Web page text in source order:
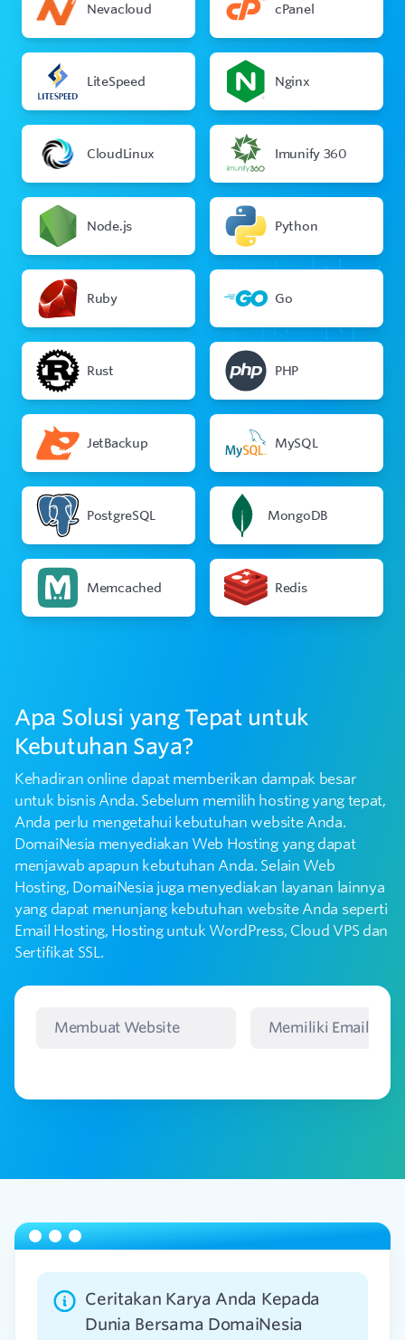
Nevacloud cPanel
LiteSpeed Nginx
CloudLinux Imunify 360
Node.js Python
Ruby Go
Rust PHP
JetBackup MySQL
PostgreSQL MongoDB
Memcached Redis
Apa Solusi yang Tepat untuk
Kebutuhan Saya?
Kehadiran online dapat memberikan dampak besar
untuk bisnis Anda. Sebelum memilih hosting yang tepat,
Anda perlu mengetahui kebutuhan website Anda.
DomaiNesia menyediakan Web Hosting yang dapat
menjawab apapun kebutuhan Anda. Selain Web
Hosting, DomaiNesia juga menyediakan layanan lainnya
yang dapat menunjang kebutuhan website Anda seperti
Email Hosting, Hosting untuk WordPress, Cloud VPS dan
Sertifikat SSL.
Membuat Website Memiliki Email
Ceritakan Karya Anda Kepada
Dunia Bersama DomaiNesia